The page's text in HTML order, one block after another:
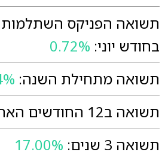
תשואה הפניקס
בחודש יוני: 0.72%
תשואה מתחילת השנה:
תשואה ב12 החודשים האחרונים:
תשואה 3 שנים:
17.00%